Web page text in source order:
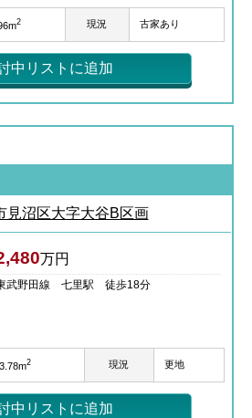
2 現況 古家あり
中リストに追加
見沼区大字大谷B区画
万円
武野田線 七里駅 徒歩18分
2 現況 更地
中リストに追加